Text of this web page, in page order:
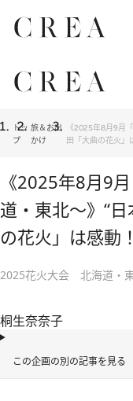
トッ
プ
旅＆お出
かけ
《2025年8月9月
田「大曲の花火」
《2025年8月9
道・東北～》“
の花火」は感動！
2025花火大会 北海道・
桐生奈奈子
この企画の別の記事を見る